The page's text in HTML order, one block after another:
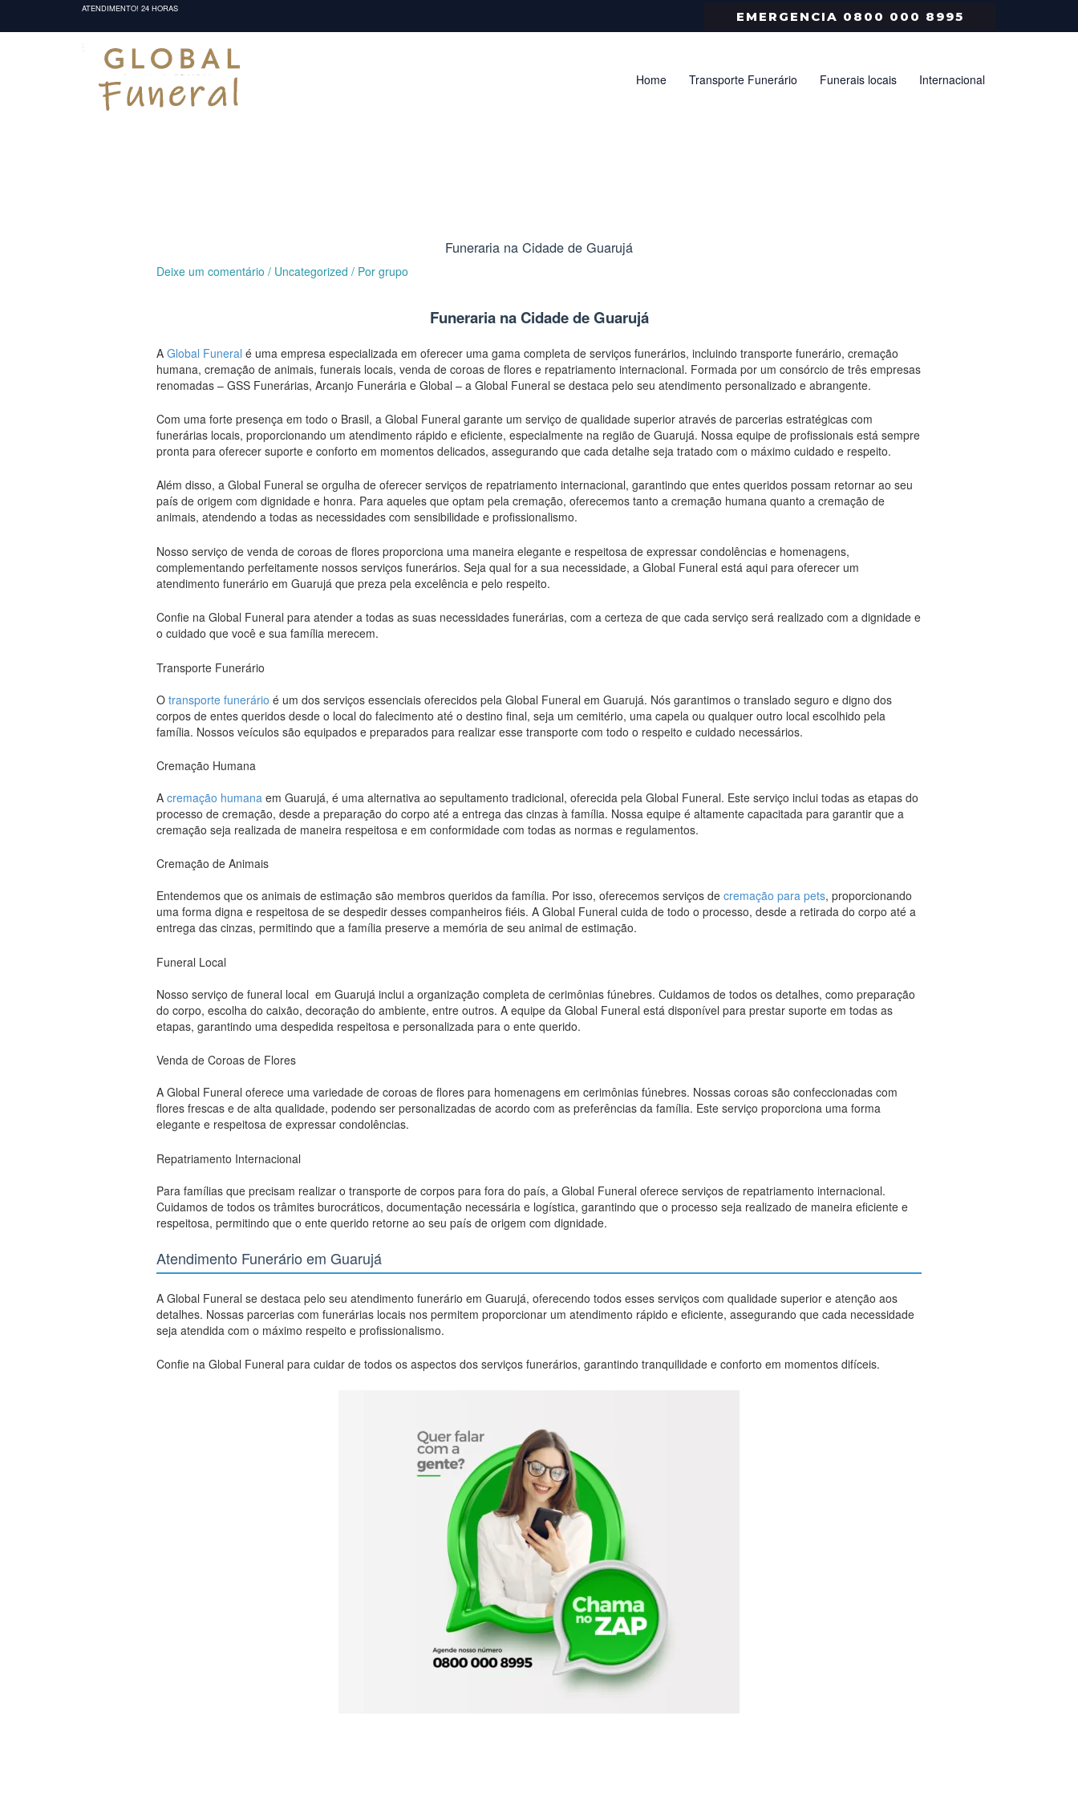
ATENDIMENTO! 24 HORAS
EMERGENCIA 0800 000 8995
Home Transporte Funerário Funerais locais Internacional
Funeraria na Cidade de Guarujá
Deixe um comentário / Uncategorized / Porgrupo
Funeraria na Cidade de Guarujá
AGlobal Funeral é uma empresa especializada em oferecer uma gama completa de serviços funerários, incluindo transporte funerário, cremação
humana, cremação de animais, funerais locais, venda de coroas de flores e repatriamento internacional. Formada por um consórcio de três empresas
renomadas – GSS Funerárias, Arcanjo Funerária e Global – a Global Funeral se destaca pelo seu atendimento personalizado e abrangente.
Com uma forte presença em todo o Brasil, a Global Funeral garante um serviço de qualidade superior através de parcerias estratégicas com
funerárias locais, proporcionando um atendimento rápido e eficiente, especialmente na região de Guarujá. Nossa equipe de profissionais está sempre
pronta para oferecer suporte e conforto em momentos delicados, assegurando que cada detalhe seja tratado com o máximo cuidado e respeito.
Além disso, a Global Funeral se orgulha de oferecer serviços de repatriamento internacional, garantindo que entes queridos possam retornar ao seu
país de origem com dignidade e honra. Para aqueles que optam pela cremação, oferecemos tanto a cremação humana quanto a cremação de
animais, atendendo a todas as necessidades com sensibilidade e profissionalismo.
Nosso serviço de venda de coroas de flores proporciona uma maneira elegante e respeitosa de expressar condolências e homenagens,
complementando perfeitamente nossos serviços funerários. Seja qual for a sua necessidade, a Global Funeral está aqui para oferecer um
atendimento funerário em Guarujá que preza pela excelência e pelo respeito.
Confie na Global Funeral para atender a todas as suas necessidades funerárias, com a certeza de que cada serviço será realizado com a dignidade e
o cuidado que você e sua família merecem.
Transporte Funerário
Otransporte funerário é um dos serviços essenciais oferecidos pela Global Funeral em Guarujá. Nós garantimos o translado seguro e digno dos
corpos de entes queridos desde o local do falecimento até o destino final, seja um cemitério, uma capela ou qualquer outro local escolhido pela
família. Nossos veículos são equipados e preparados para realizar esse transporte com todo o respeito e cuidado necessários.
Cremação Humana
Acremação humana em Guarujá, é uma alternativa ao sepultamento tradicional, oferecida pela Global Funeral. Este serviço inclui todas as etapas do
processo de cremação, desde a preparação do corpo até a entrega das cinzas à família. Nossa equipe é altamente capacitada para garantir que a
cremação seja realizada de maneira respeitosa e em conformidade com todas as normas e regulamentos.
Cremação de Animais
Entendemos que os animais de estimação são membros queridos da família. Por isso, oferecemos serviços decremação para pets, proporcionando
uma forma digna e respeitosa de se despedir desses companheiros fiéis. A Global Funeral cuida de todo o processo, desde a retirada do corpo até a
entrega das cinzas, permitindo que a família preserve a memória de seu animal de estimação.
Funeral Local
Nosso serviço de funeral local em Guarujá inclui a organização completa de cerimônias fúnebres. Cuidamos de todos os detalhes, como preparação
do corpo, escolha do caixão, decoração do ambiente, entre outros. A equipe da Global Funeral está disponível para prestar suporte em todas as
etapas, garantindo uma despedida respeitosa e personalizada para o ente querido.
Venda de Coroas de Flores
A Global Funeral oferece uma variedade de coroas de flores para homenagens em cerimônias fúnebres. Nossas coroas são confeccionadas com
flores frescas e de alta qualidade, podendo ser personalizadas de acordo com as preferências da família. Este serviço proporciona uma forma
elegante e respeitosa de expressar condolências.
Repatriamento Internacional
Para famílias que precisam realizar o transporte de corpos para fora do país, a Global Funeral oferece serviços de repatriamento internacional.
Cuidamos de todos os trâmites burocráticos, documentação necessária e logística, garantindo que o processo seja realizado de maneira eficiente e
respeitosa, permitindo que o ente querido retorne ao seu país de origem com dignidade.
Atendimento Funerário em Guarujá
A Global Funeral se destaca pelo seu atendimento funerário em Guarujá, oferecendo todos esses serviços com qualidade superior e atenção aos
detalhes. Nossas parcerias com funerárias locais nos permitem proporcionar um atendimento rápido e eficiente, assegurando que cada necessidade
seja atendida com o máximo respeito e profissionalismo.
Confie na Global Funeral para cuidar de todos os aspectos dos serviços funerários, garantindo tranquilidade e conforto em momentos difíceis.